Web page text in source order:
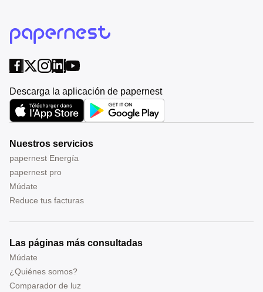
Descarga la aplicación de papernest
Nuestros servicios
papernest Energía
papernest pro
Múdate
Reduce tus facturas
Las páginas más consultadas
Múdate
¿Quiénes somos?
Comparador de luz